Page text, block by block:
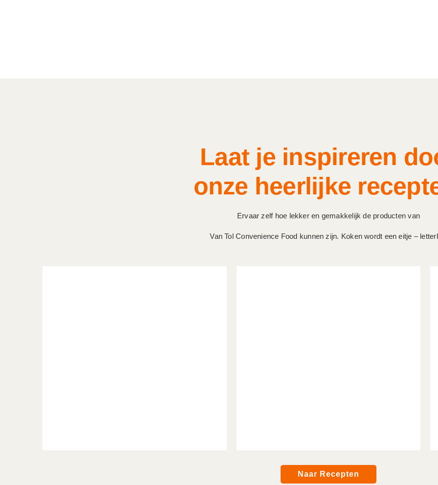
Laat je inspireren
onze heerlijke
Ervaar zelf hoe lekker en gemakkelijk de producten van
Van Tol Convenience Food kunnen zijn. Koken wordt een eitje –
Naar Recepten